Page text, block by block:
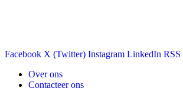
Facebook X (Twitter) Instagram LinkedIn RSS
Over ons
Contacteer ons